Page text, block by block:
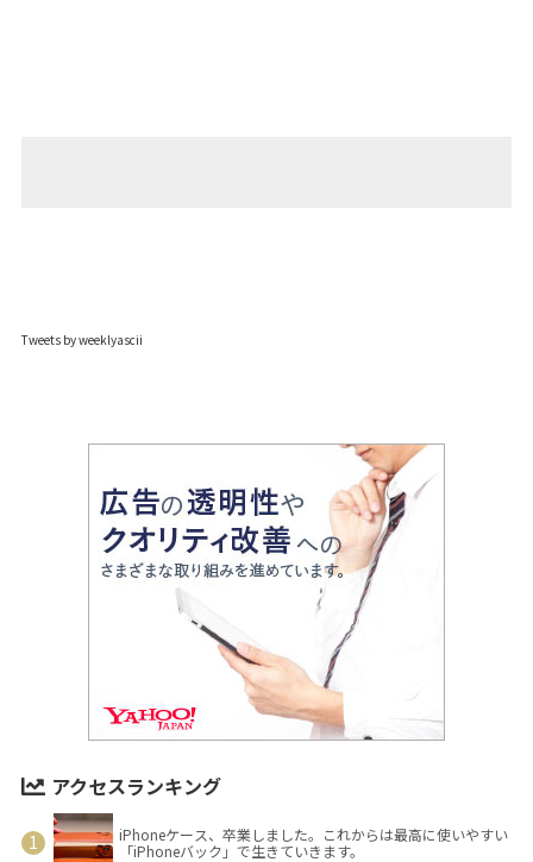
Tweets by weeklyascii
アクセスランキング
iPhoneケース、卒業しました。これからは最高に使いやすい
「iPhoneバック」で生きていきます。